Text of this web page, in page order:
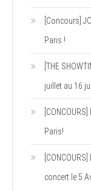
[Concours]
Paris !
[THE
juillet au 16
Paris!
concert le 5